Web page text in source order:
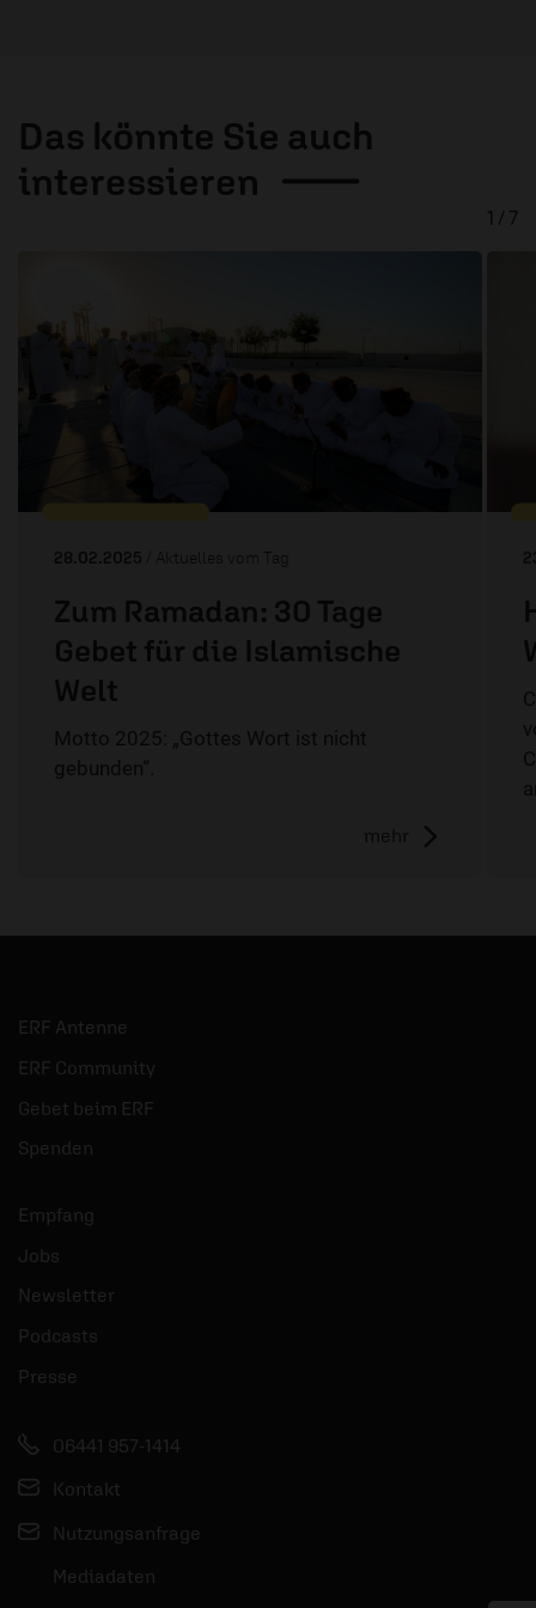
Das könnte Sie auch
interessieren
28.02.2025 / Aktuelles vom Tag
Zum Ramadan: 30 Tage
Gebet für die Islamische
Welt
Motto 2025: „Gottes Wort ist nicht
gebunden“.
mehr
1 / 7
ERF Antenne
ERF Community
Gebet beim ERF
Spenden
Empfang
Jobs
Newsletter
Podcasts
Presse
06441 957-1414
Kontakt
Nutzungsanfrage
Mediadaten